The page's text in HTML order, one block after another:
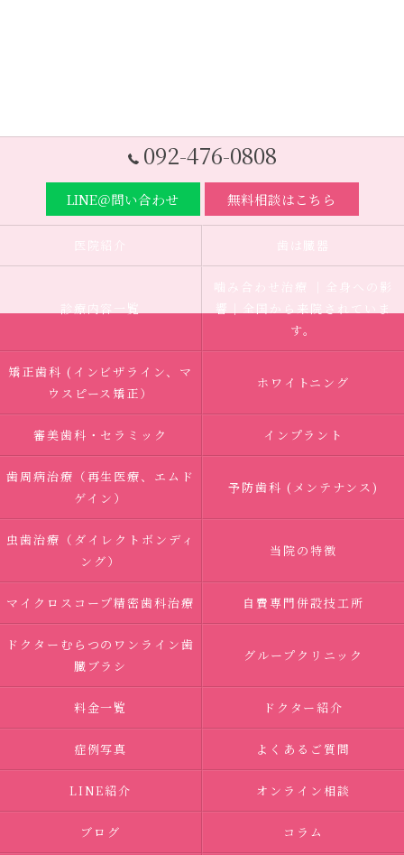
092-476-0808
LINE＠問い合わせ 無料相談はこちら
医院紹介 歯は臓器
診療内容一覧
噛み合わせ治療 ｜全身への影
響｜全国から来院されていま
す。
矯正歯科 (インビザライン、マ
ウスピース矯正）
ホワイトニング
審美歯科・セラミック インプラント
歯周病治療（再生医療、エムド
ゲイン）
予防歯科 (メンテナンス)
虫歯治療（ダイレクトボンディ
ング）
当院の特徴
マイクロスコープ精密歯科治療 自費専門併設技工所
ドクターむらつのワンライン歯
臓ブラシ
グループクリニック
料金一覧 ドクター紹介
症例写真 よくあるご質問
LINE紹介 オンライン相談
ブログ コラム